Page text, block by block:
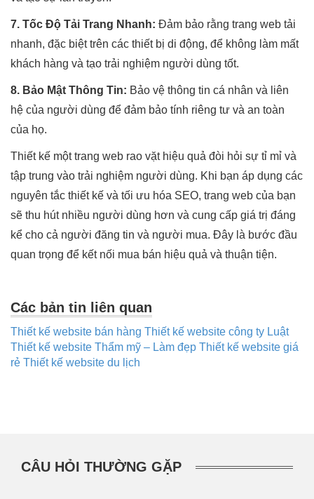
7. Tốc Độ Tải Trang Nhanh: Đảm bảo rằng trang web tải
nhanh, đặc biệt trên các thiết bị di động, để không làm mất
khách hàng và tạo trải nghiệm người dùng tốt.
8. Bảo Mật Thông Tin: Bảo vệ thông tin cá nhân và liên
hệ của người dùng để đảm bảo tính riêng tư và an toàn
của họ.
Thiết kế một trang web rao vặt hiệu quả đòi hỏi sự tỉ mỉ và
tập trung vào trải nghiệm người dùng. Khi bạn áp dụng các
nguyên tắc thiết kế và tối ưu hóa SEO, trang web của bạn
sẽ thu hút nhiều người dùng hơn và cung cấp giá trị đáng
kể cho cả người đăng tin và người mua. Đây là bước đầu
quan trọng để kết nối mua bán hiệu quả và thuận tiện.
Các bản tin liên quan
Thiết kế website bán hàng Thiết kế website công ty Luật
Thiết kế website Thẩm mỹ – Làm đẹp Thiết kế website giá
rẻ Thiết kế website du lịch
CÂU HỎI THƯỜNG GẶP